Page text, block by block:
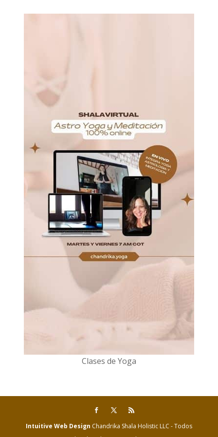
Clases de Yoga
Intuitive Web Design Chandrika Shala Holistic LLC - Todos